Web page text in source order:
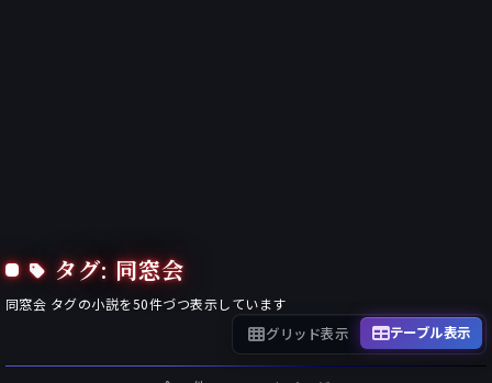
タグ: 同窓会
同窓会 タグの小説を50件づつ表示しています
グリッド表示 テーブル表示